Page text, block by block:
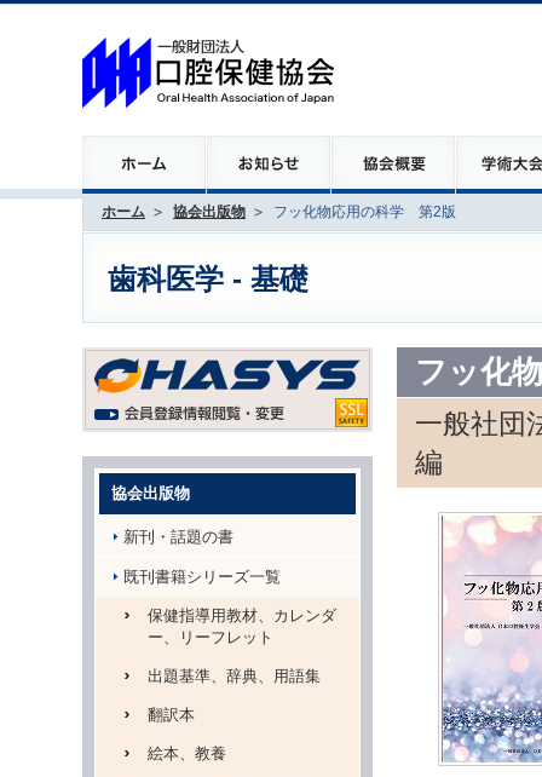
ホーム 協会出版物 フッ化物応用の科学 第2版
歯科医学 - 基礎
フッ化
一般社団
編
協会出版物
新刊・話題の書
既刊書籍シリーズ一覧
保健指導用教材、カレンダ
ー、リーフレット
出題基準、辞典、用語集
翻訳本
絵本、教養